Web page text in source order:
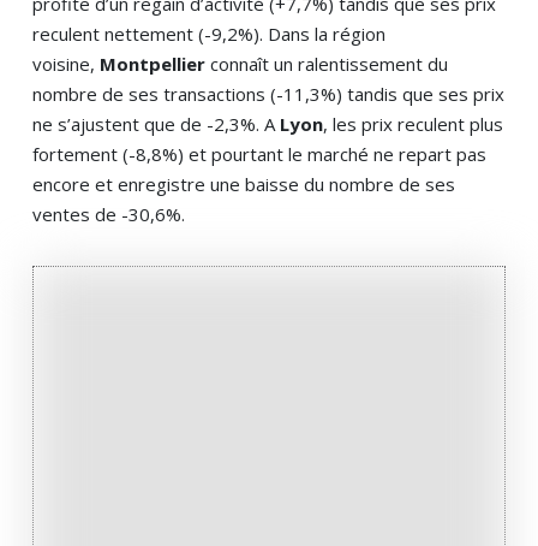
reculent nettement (-9,2%). Dans la région
voisine, Montpellier connaît un ralentissement du
nombre de ses transactions (-11,3%) tandis que ses prix
ne s’ajustent que de -2,3%. A Lyon, les prix reculent plus
fortement (-8,8%) et pourtant le marché ne repart pas
encore et enregistre une baisse du nombre de ses
ventes de -30,6%.